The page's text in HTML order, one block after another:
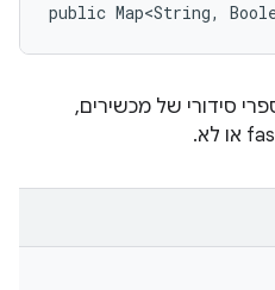
public Map<String,
סידורי של מכשירים,